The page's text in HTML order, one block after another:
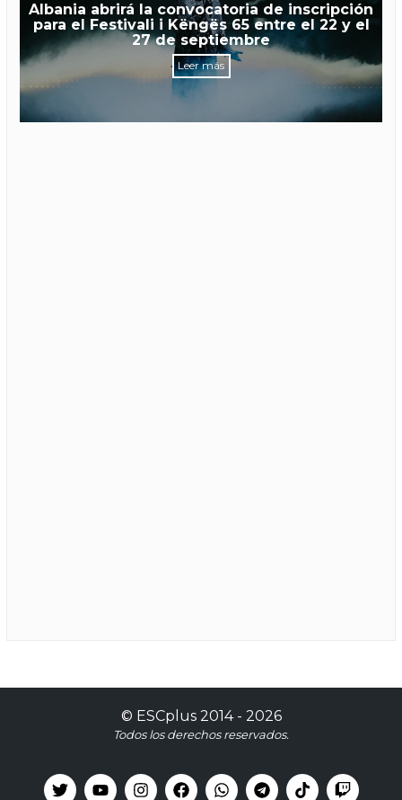
Albania abrirá la convocatoria de inscripción
para el Festivali i Këngës 65 entre el 22 y el
27 de septiembre
Leer más
© ESCplus2014 - 2026
Todos los derechos reservados.